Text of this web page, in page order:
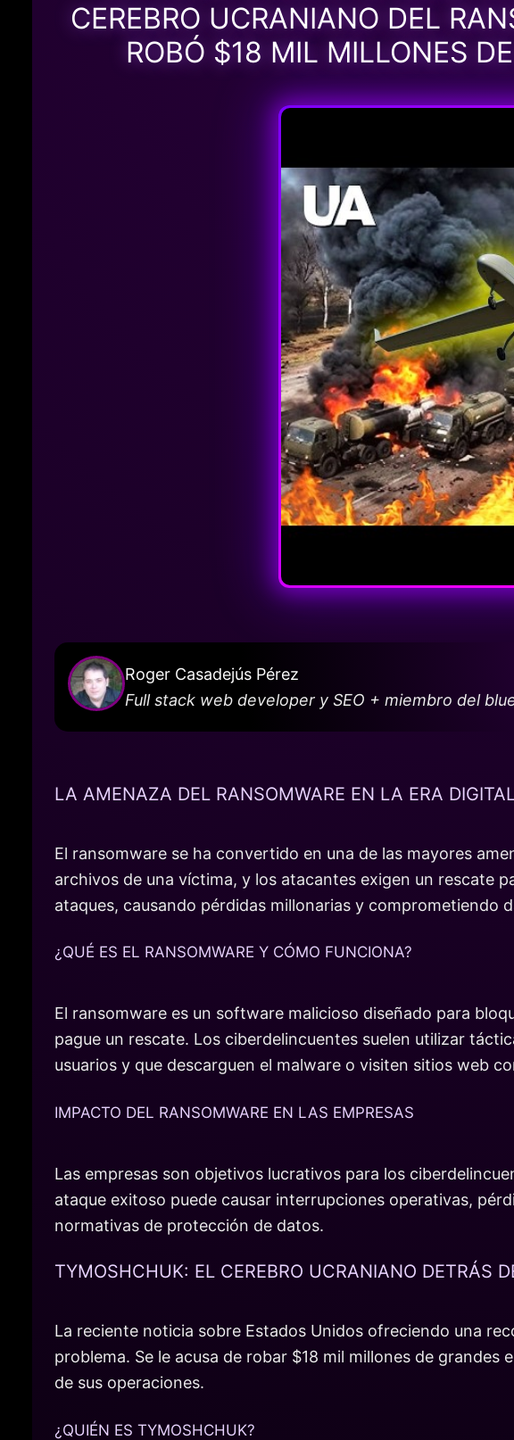
CEREBRO UCRANIANO DEL
ROBÓ $18 MIL MILLONES
Roger Casadejús Pérez
Full stack web developer y SEO + miembro del
LA AMENAZA DEL RANSOMWARE EN LA ERA
El ransomware se ha convertido en una de las mayores
archivos de una víctima, y los atacantes exigen un rescate
ataques, causando pérdidas millonarias y comprometiendo
¿QUÉ ES EL RANSOMWARE Y CÓMO FUNCIONA?
El ransomware es un software malicioso diseñado para
pague un rescate. Los ciberdelincuentes suelen utilizar
usuarios y que descarguen el malware o visiten sitios web
IMPACTO DEL RANSOMWARE EN LAS EMPRESAS
Las empresas son objetivos lucrativos para los
ataque exitoso puede causar interrupciones operativas,
normativas de protección de datos.
TYMOSHCHUK: EL CEREBRO UCRANIANO DETRÁS
La reciente noticia sobre Estados Unidos ofreciendo una
problema. Se le acusa de robar $18 mil millones de
de sus operaciones.
¿QUIÉN ES TYMOSHCHUK?